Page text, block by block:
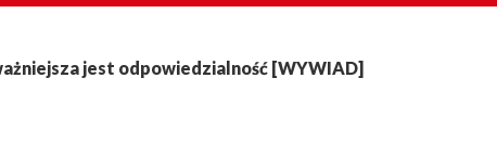
jest odpowiedzialność [WYWIAD]